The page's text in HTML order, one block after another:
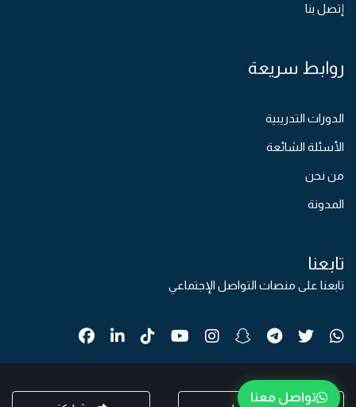
إتصل بنا
روابط سريعة
الدورات التدريبية
الأسئلة الشائعة
من نحن
المدونة
تابعنا
تابعنا على منصات التواصل الإجتماعي
تواصل معنا